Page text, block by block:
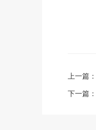
上一篇：
下一篇：